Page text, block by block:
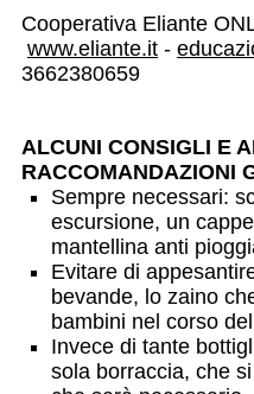
Cooperativa Eliante
www.eliante.it -
3662380659
ALCUNI CONSIGLI E
RACCOMANDAZIONI
Sempre necessari:
escursione, un
mantellina anti
Evitare di
bevande, lo zaino
bambini nel corso
Invece di tante
sola borraccia, che